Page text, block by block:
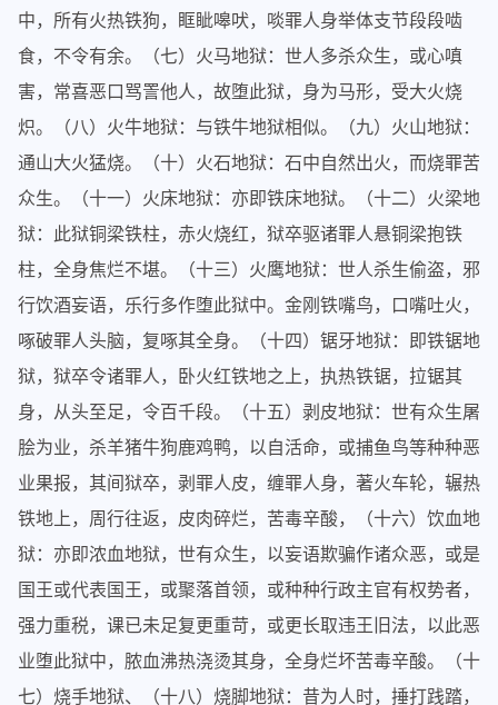
中，所有火热铁狗，眶眦嗥吠，啖罪人身举体支节段段啮
食，不令有余。（七）火马地狱：世人多杀众生，或心嗔
害，常喜恶口骂詈他人，故堕此狱，身为马形，受大火烧
炽。（八）火牛地狱：与铁牛地狱相似。（九）火山地狱：
通山大火猛烧。（十）火石地狱：石中自然出火，而烧罪苦
众生。（十一）火床地狱：亦即铁床地狱。（十二）火梁地
狱：此狱铜梁铁柱，赤火烧红，狱卒驱诸罪人悬铜梁抱铁
柱，全身焦烂不堪。（十三）火鹰地狱：世人杀生偷盗，邪
行饮酒妄语，乐行多作堕此狱中。金刚铁嘴鸟，口嘴吐火，
啄破罪人头脑，复啄其全身。（十四）锯牙地狱：即铁锯地
狱，狱卒令诸罪人，卧火红铁地之上，执热铁锯，拉锯其
身，从头至足，令百千段。（十五）剥皮地狱：世有众生屠
脍为业，杀羊猪牛狗鹿鸡鸭，以自活命，或捕鱼鸟等种种恶
业果报，其间狱卒，剥罪人皮，缠罪人身，著火车轮，辗热
铁地上，周行往返，皮肉碎烂，苦毒辛酸，（十六）饮血地
狱：亦即浓血地狱，世有众生，以妄语欺骗作诸众恶，或是
国王或代表国王，或聚落首领，或种种行政主官有权势者，
强力重税，课已未足复更重苛，或更长取违王旧法，以此恶
业堕此狱中，脓血沸热浇烫其身，全身烂坏苦毒辛酸。（十
七）烧手地狱、（十八）烧脚地狱：昔为人时，捶打践踏，